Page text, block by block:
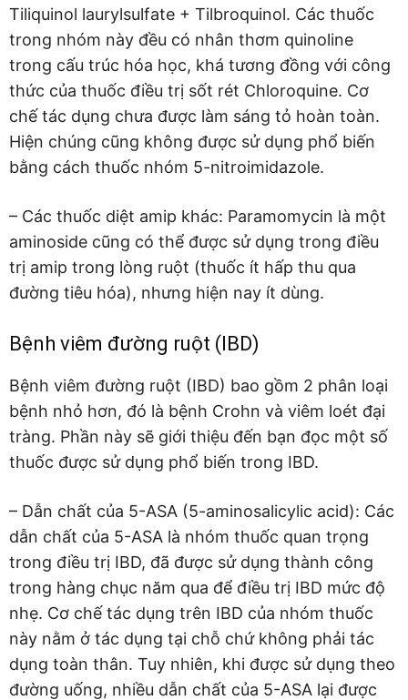
Tiliquinol laurylsulfate + Tilbroquinol. Các thuốc
trong nhóm này đều có nhân thơm quinoline
trong cấu trúc hóa học, khá tương đồng với công
thức của thuốc điều trị sốt rét Chloroquine. Cơ
chế tác dụng chưa được làm sáng tỏ hoàn toàn.
Hiện chúng cũng không được sử dụng phổ biến
bằng cách thuốc nhóm 5-nitroimidazole.
– Các thuốc diệt amip khác: Paramomycin là một
aminoside cũng có thể được sử dụng trong điều
trị amip trong lòng ruột (thuốc ít hấp thu qua
đường tiêu hóa), nhưng hiện nay ít dùng.
Bệnh viêm đường ruột (IBD)
Bệnh viêm đường ruột (IBD) bao gồm 2 phân loại
bệnh nhỏ hơn, đó là bệnh Crohn và viêm loét đại
tràng. Phần này sẽ giới thiệu đến bạn đọc một số
thuốc được sử dụng phổ biến trong IBD.
– Dẫn chất của 5-ASA (5-aminosalicylic acid): Các
dẫn chất của 5-ASA là nhóm thuốc quan trọng
trong điều trị IBD, đã được sử dụng thành công
trong hàng chục năm qua để điều trị IBD mức độ
nhẹ. Cơ chế tác dụng trên IBD của nhóm thuốc
này nằm ở tác dụng tại chỗ chứ không phải tác
dụng toàn thân. Tuy nhiên, khi được sử dụng theo
đường uống, nhiều dẫn chất của 5-ASA lại được